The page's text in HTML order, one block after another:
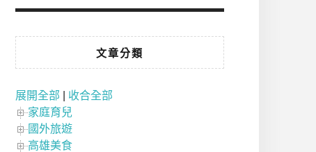
文章分類
展開全部
收合全部
家庭育兒
國外旅遊
高雄美食